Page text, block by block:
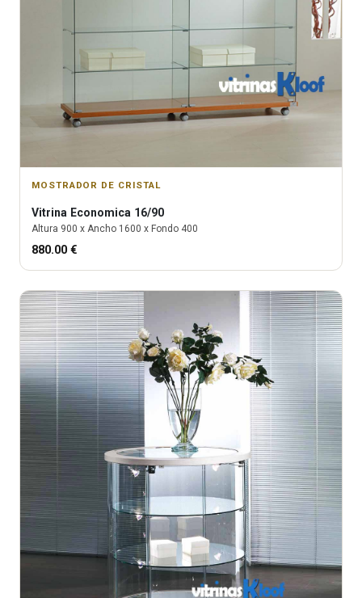
MOSTRADOR DE CRISTAL
Vitrina Economica 16/90
Altura 900 x Ancho 1600 x Fondo 400
880.00 €